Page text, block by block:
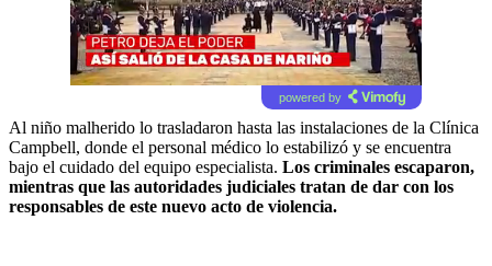
powered by
Al niño malherido lo trasladaron hasta las instalaciones de la Clínica
Campbell, donde el personal médico lo estabilizó y se encuentra
bajo el cuidado del equipo especialista. Los criminales escaparon,
mientras que las autoridades judiciales tratan de dar con los
responsables de este nuevo acto de violencia.